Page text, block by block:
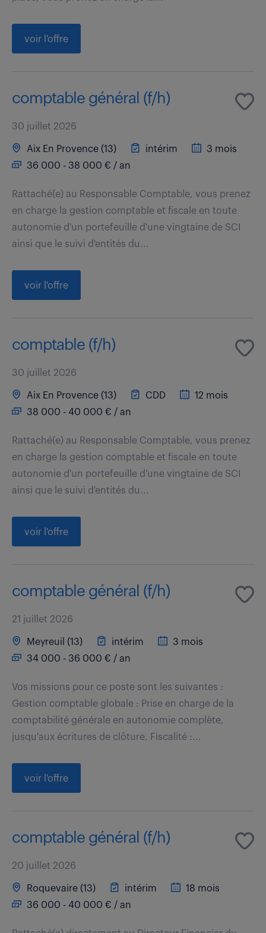
voir l'offre
comptable général (f/h)
30 juillet 2026
Aix En Provence (13) intérim
3 mois
36 000 - 38 000 € / an
Rattaché(e) au Responsable Comptable, vous prenez
en charge la gestion comptable et fiscale en toute
autonomie d'un portefeuille d'une vingtaine de SCI
ainsi que le suivi d'entités du...
voir l'offre
comptable (f/h)
30 juillet 2026
Aix En Provence (13) CDD
12 mois
38 000 - 40 000 € / an
Rattaché(e) au Responsable Comptable, vous prenez
en charge la gestion comptable et fiscale en toute
autonomie d'un portefeuille d'une vingtaine de SCI
ainsi que le suivi d'entités du...
voir l'offre
comptable général (f/h)
21 juillet 2026
Meyreuil (13) intérim
3 mois
34 000 - 36 000 € / an
Vos missions pour ce poste sont les suivantes :
Gestion comptable globale : Prise en charge de la
comptabilité générale en autonomie complète,
jusqu'aux écritures de clôture. Fiscalité :...
voir l'offre
comptable général (f/h)
20 juillet 2026
Roquevaire (13) intérim
18 mois
36 000 - 40 000 € / an